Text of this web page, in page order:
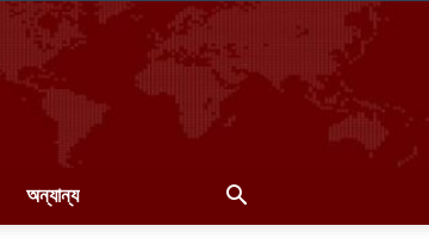
অন্যান্য